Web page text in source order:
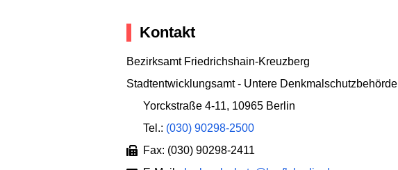
Kontakt
Bezirksamt Friedrichshain-Kreuzberg
Stadtentwicklungsamt - Untere Denkmalschutzbehörde
Yorckstraße 4-11, 10965 Berlin
Tel.: (030) 90298-2500
Fax: (030) 90298-2411